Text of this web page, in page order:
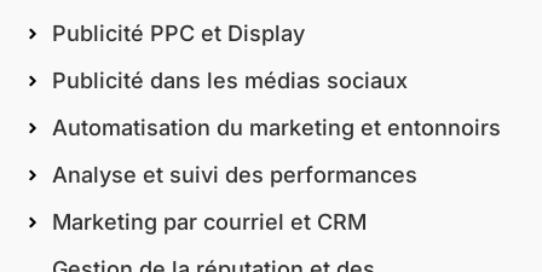
Publicité PPC et Display
Publicité dans les médias sociaux
Automatisation du marketing et entonnoirs
Analyse et suivi des performances
Marketing par courriel et CRM